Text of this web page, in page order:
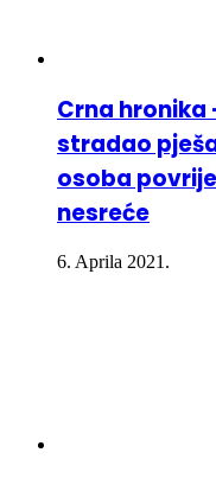
Crna hronika
stradao
osoba
nesreće
6. Aprila 2021.